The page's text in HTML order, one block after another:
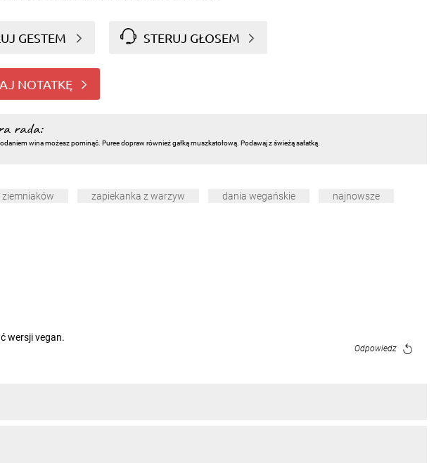
GESTEM STERUJ GŁOSEM
NOTATKĘ
rada:
wina możesz pominąć. Puree dopraw również gałką muszkatołową. Podawaj z świeżą sałatką.
zapiekanka z warzyw dania wegańskie
najnowsze
wersji vegan.
Odpowiedz